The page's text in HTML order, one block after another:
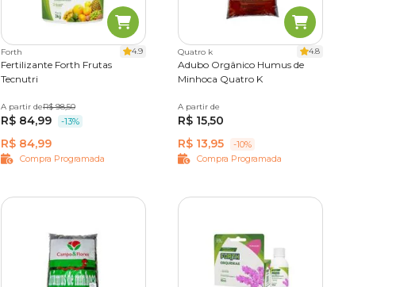
Forth 4.9
Fertilizante Forth Frutas
Tecnutri
400 g 3 kg
A partir deR$ 98,50
R$ 84,99 -13%
R$ 84,99
Compra Programada
Quatro k 4.8
Adubo Orgânico Humus de
Minhoca Quatro K
2 kg 10 kg
A partir de
R$ 15,50
R$ 13,95
-10%
Compra Programada